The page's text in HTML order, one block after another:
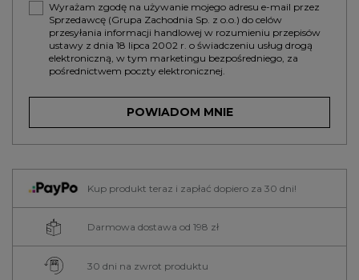
Wyrażam zgodę na używanie mojego adresu e-mail przez
Sprzedawcę (Grupa Zachodnia Sp. z o.o.) do celów
przesyłania informacji handlowej w rozumieniu przepisów
ustawy z dnia 18 lipca 2002 r. o świadczeniu usług drogą
elektroniczną, w tym marketingu bezpośredniego, za
pośrednictwem poczty elektronicznej.
POWIADOM MNIE
Kup produkt teraz i zapłać dopiero za 30 dni!
Darmowa dostawa od 198 zł
30 dni na zwrot produktu